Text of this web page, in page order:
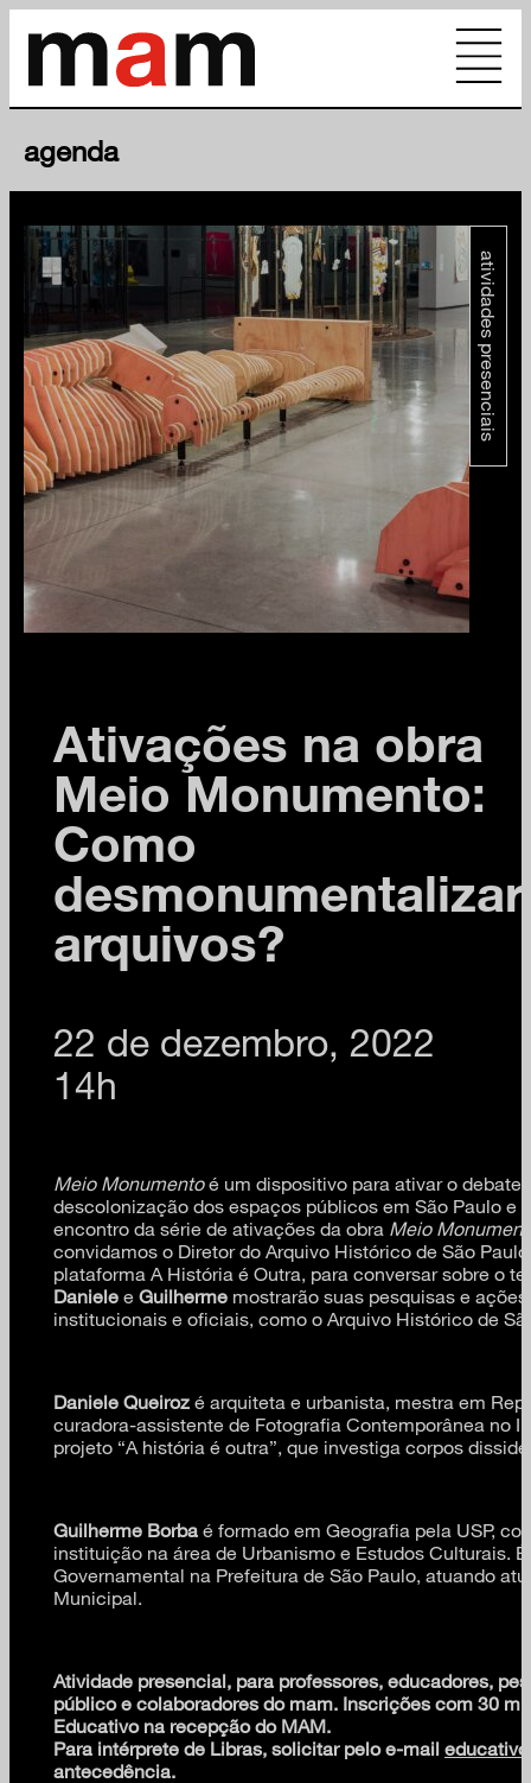
agenda
atividades presenciais
Ativações na obra
Meio Monumento:
Como
desmonumentalizar
arquivos?
22 de dezembro, 2022
14h
Meio Monumentoé um dispositivo para ativar o debate
descolonização dos espaços públicos em São Paulo e
encontro da série de ativações da obra Meio
convidamos o Diretor do Arquivo Histórico de São
plataforma A História é Outra, para conversar sobre o
Daniele e Guilherme mostrarão suas pesquisas e
institucionais e oficiais, como o Arquivo Histórico de
Daniele Queiroz é arquiteta e urbanista, mestra em
curadora-assistente de Fotografia Contemporânea no
projeto “A história é outra”, que investiga corpos
Guilherme Borba é formado em Geografia pela USP,
instituição na área de Urbanismo e Estudos Culturais.
Governamental na Prefeitura de São Paulo, atuando
Municipal.
Atividade presencial, para professores, educadores,
público e colaboradores do mam. Inscrições com 30
Educativo na recepção do MAM.
Para intérprete de Libras, solicitar pelo e-mail
antecedência.